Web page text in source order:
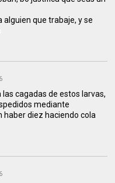
alguien que trabaje, y se
cagadas de estos larvas,
mediante
haber diez haciendo cola